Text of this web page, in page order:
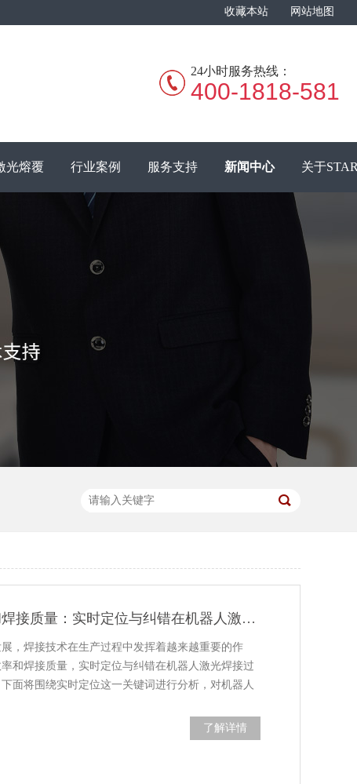
收藏本站 网站地图
24小时服务热线：
400-1818-581
光熔覆 行业案例 服务支持 新闻中心 关于
提高生产效率和焊接质量：实时定位与纠错在机器人激光焊接过程中的关键作用
，焊接技术在生产过程中发挥着越来越重要的作
和焊接质量，实时定位与纠错在机器人激光焊接过
面将围绕实时定位这一关键词进行分析，对机器人
了解详情